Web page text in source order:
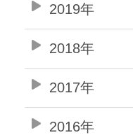
2019年
2018年
2017年
2016年